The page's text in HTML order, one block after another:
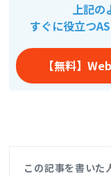
上記の
すぐに役立つ
【無料】
この記事を書いた